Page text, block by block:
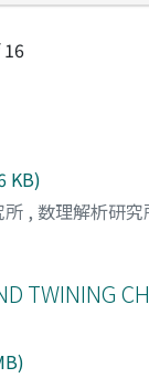
KB)
所 , 数理解析研究
TWINING